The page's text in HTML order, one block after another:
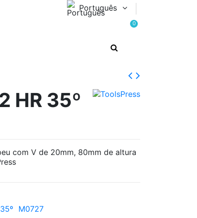
Português
0
HR 35º
com V de 20mm, 80mm de altura
35º M0727